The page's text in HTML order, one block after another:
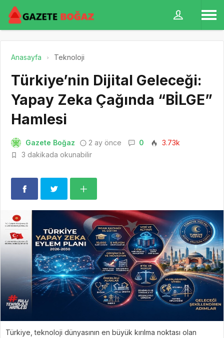
Anasayfa Teknoloji
Türkiye’nin Dijital Geleceği:
Yapay Zeka Çağında “BİLGE”
Hamlesi
Gazete Boğaz 2 ay önce 0
3.73k
3 dakikada okunabilir
Türkiye, teknoloji dünyasının en büyük kırılma noktası olan